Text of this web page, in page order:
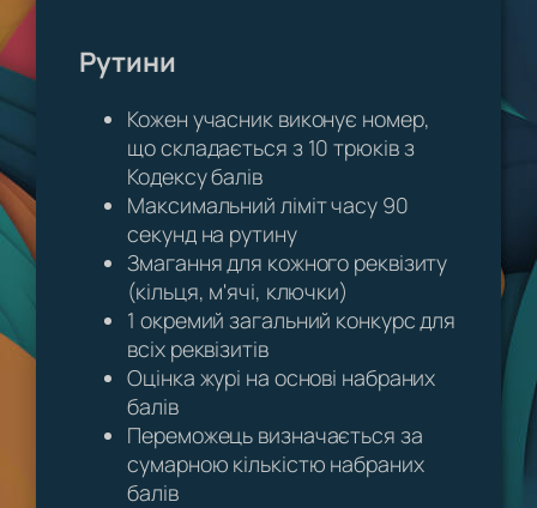
Рутини
Кожен учасник виконує номер,
що складається з 10 трюків з
Кодексу балів
Максимальний ліміт часу 90
секунд на рутину
Змагання для кожного реквізиту
(кільця, м'ячі, ключки)
1 окремий загальний конкурс для
всіх реквізитів
Оцінка журі на основі набраних
балів
Переможець визначається за
сумарною кількістю набраних
балів